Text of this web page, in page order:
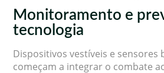
Monitoramento e
tecnologia
Dispositivos vestíveis e sensores
começam a integrar o combate